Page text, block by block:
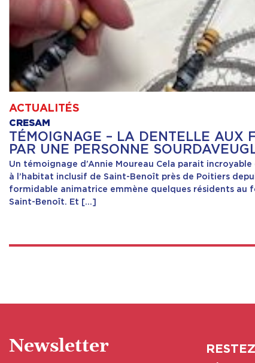
ACTUALITÉS
CRESAM
TÉMOIGNAGE – LA DENTELLE AUX
PAR UNE PERSONNE
Un témoignage d’Annie Moureau Cela parait
à l’habitat inclusif de Saint-Benoît près de Poitiers
formidable animatrice emmène quelques résidents au
Saint-Benoît. Et […]
Newsletter